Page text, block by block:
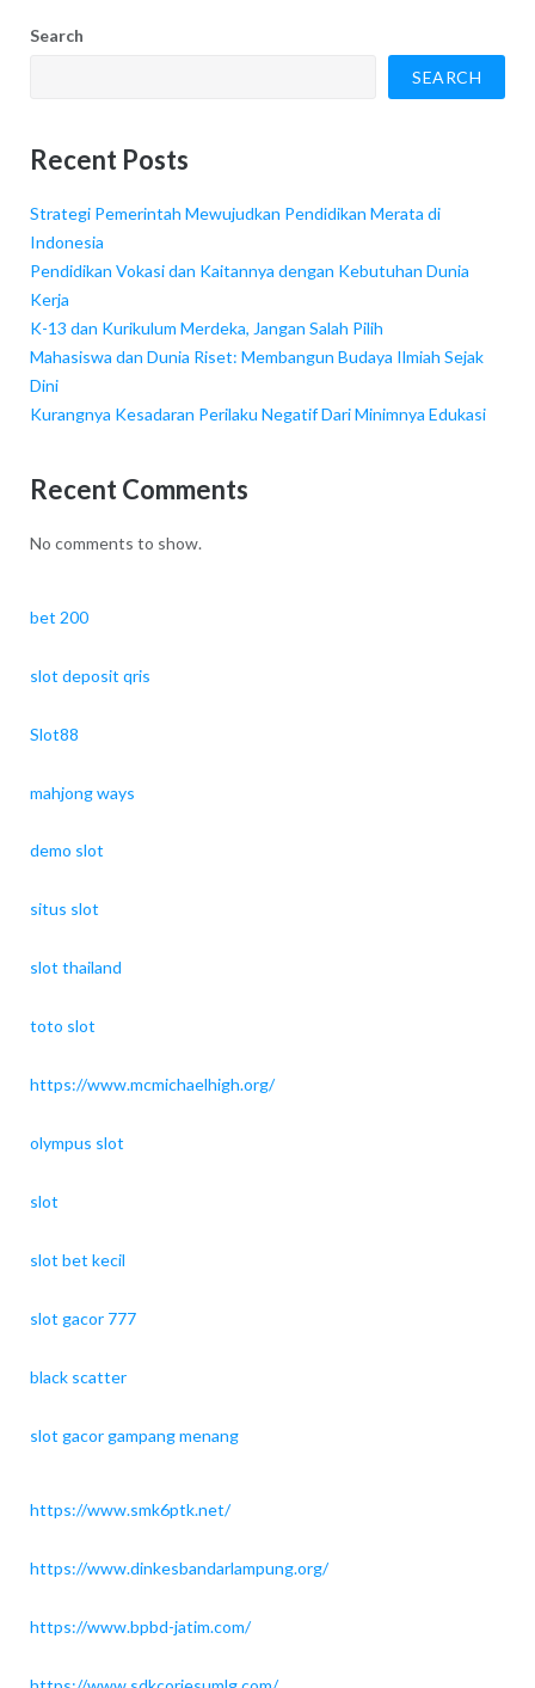
Search
SEARCH
Recent Posts
Strategi Pemerintah Mewujudkan Pendidikan Merata di
Indonesia
Pendidikan Vokasi dan Kaitannya dengan Kebutuhan Dunia
Kerja
K-13 dan Kurikulum Merdeka, Jangan Salah Pilih
Mahasiswa dan Dunia Riset: Membangun Budaya Ilmiah Sejak
Dini
Kurangnya Kesadaran Perilaku Negatif Dari Minimnya Edukasi
Recent Comments
No comments to show.
bet 200
slot deposit qris
Slot88
mahjong ways
demo slot
situs slot
slot thailand
toto slot
https://www.mcmichaelhigh.org/
olympus slot
slot
slot bet kecil
slot gacor 777
black scatter
slot gacor gampang menang
https://www.smk6ptk.net/
https://www.dinkesbandarlampung.org/
https://www.bpbd-jatim.com/